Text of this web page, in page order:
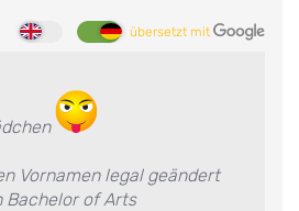
übersetzt mit
Vornamen legal geändert
Bachelor of Arts